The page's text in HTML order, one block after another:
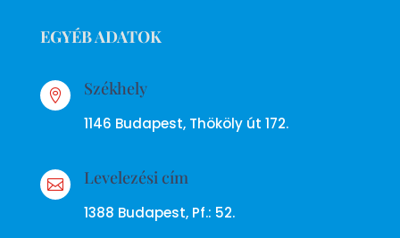
EGYÉB ADATOK
 Székhely
1146 Budapest, Thököly út 172.
 Levelezési cím
1388 Budapest, Pf.: 52.